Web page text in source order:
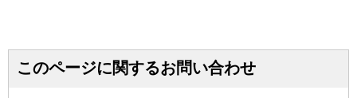
このページに関するお問い合わせ